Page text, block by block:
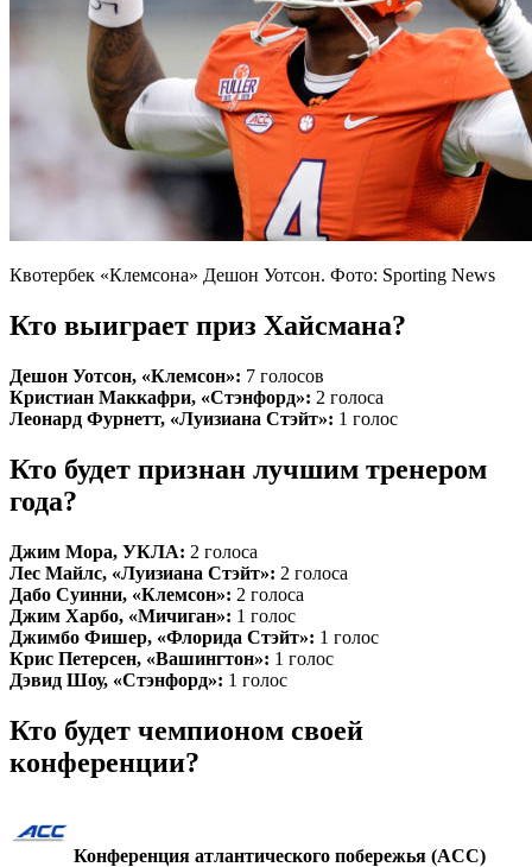
Квотербек «Клемсона» Дешон Уотсон. Фото: Sporting News
Кто выиграет приз Хайсмана?
Дешон Уотсон, «Клемсон»: 7 голосов
Кристиан Маккафри, «Стэнфорд»: 2 голоса
Леонард Фурнетт, «Луизиана Стэйт»: 1 голос
Кто будет признан лучшим тренером
года?
Джим Мора, УКЛА: 2 голоса
Лес Майлс, «Луизиана Стэйт»: 2 голоса
Дабо Суинни, «Клемсон»: 2 голоса
Джим Харбо, «Мичиган»: 1 голос
Джимбо Фишер, «Флорида Стэйт»: 1 голос
Крис Петерсен, «Вашингтон»: 1 голос
Дэвид Шоу, «Стэнфорд»: 1 голос
Кто будет чемпионом своей
конференции?
Конференция атлантического побережья (ACC)